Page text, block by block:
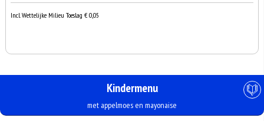
Incl. Wettelijke Milieu Toeslag € 0,05
Kindermenu
met appelmoes en mayonaise